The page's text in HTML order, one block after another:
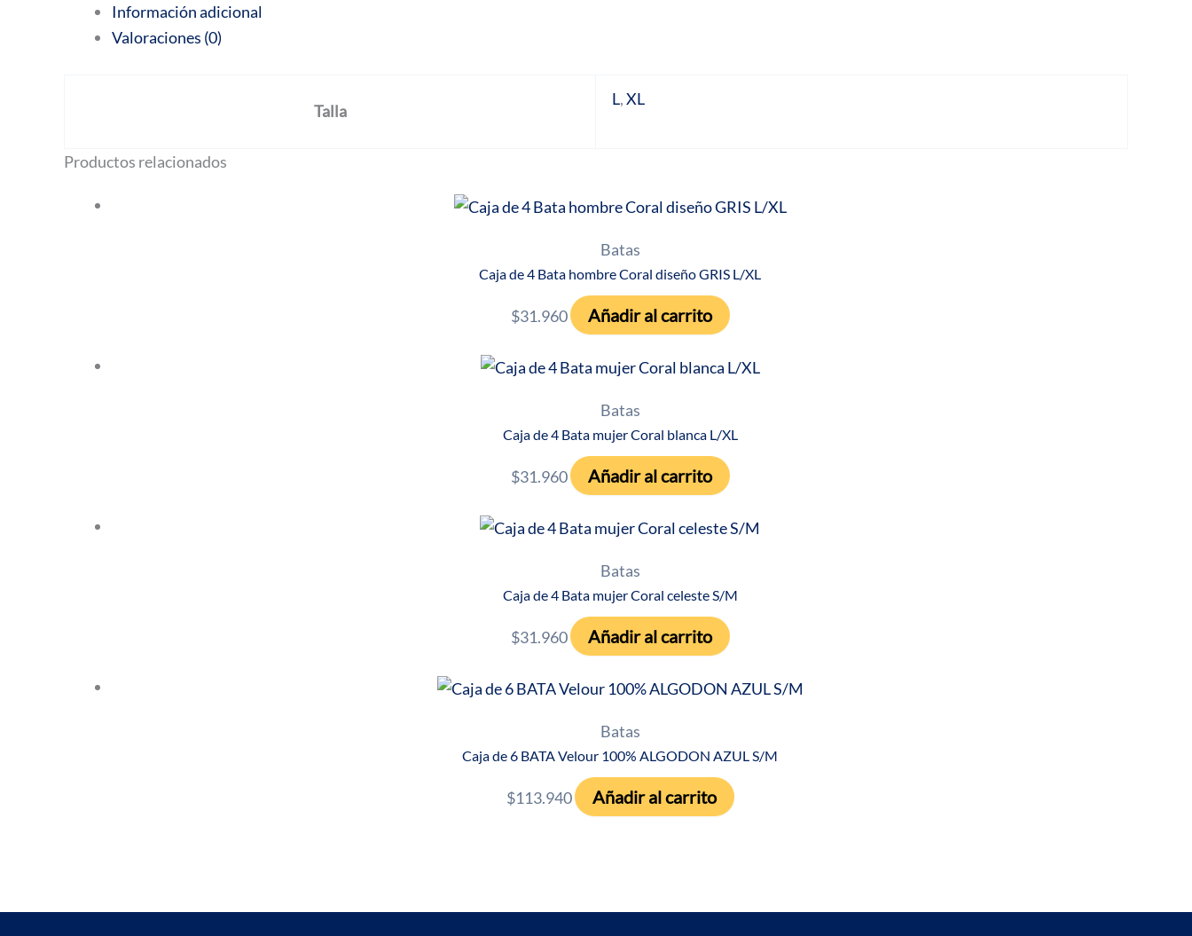
Información adicional
Valoraciones (0)
Talla
L,XL
Productos relacionados
Batas
Caja de 4 Bata hombre Coral diseño GRIS L/XL
$31.960 Añadir al carrito
Batas
Caja de 4 Bata mujer Coral blanca L/XL
$31.960 Añadir al carrito
Batas
Caja de 4 Bata mujer Coral celeste S/M
$31.960 Añadir al carrito
Batas
Caja de 6 BATA Velour 100% ALGODON AZUL S/M
$113.940 Añadir al carrito